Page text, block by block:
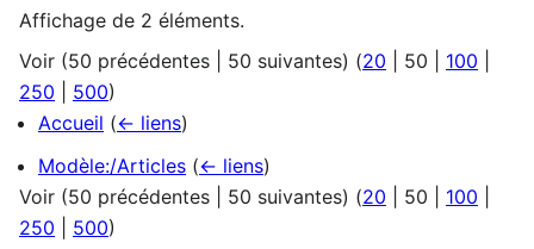
Affichage de 2 éléments.
Voir (50 précédentes 50 suivantes) (20 50 100
250
500)
Accueil (← liens)
Modèle:/Articles (← liens)
Voir (50 précédentes 50 suivantes) (20 50 100
250
500)